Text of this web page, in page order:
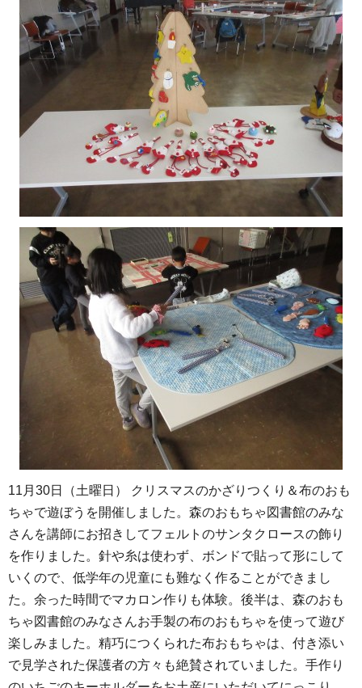
11月30日（土曜日） クリスマスのかざりつくり＆布のおも
ちゃで遊ぼうを開催しました。森のおもちゃ図書館のみな
さんを講師にお招きしてフェルトのサンタクロースの飾り
を作りました。針や糸は使わず、ボンドで貼って形にして
いくので、低学年の児童にも難なく作ることができまし
た。余った時間でマカロン作りも体験。後半は、森のおも
ちゃ図書館のみなさんお手製の布のおもちゃを使って遊び
楽しみました。精巧につくられた布おもちゃは、付き添い
で見学された保護者の方々も絶賛されていました。手作り